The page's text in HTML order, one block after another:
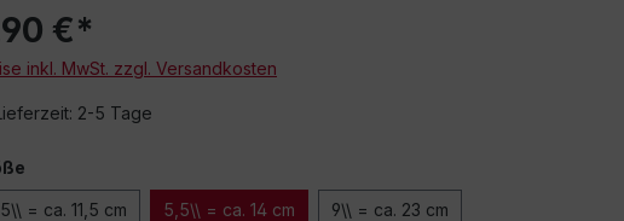
€*
inkl. MwSt. zzgl. Versandkosten
2-5 Tage
= ca. 11,5 cm 5,5\\ = ca. 14 cm 9\\ = ca. 23 cm